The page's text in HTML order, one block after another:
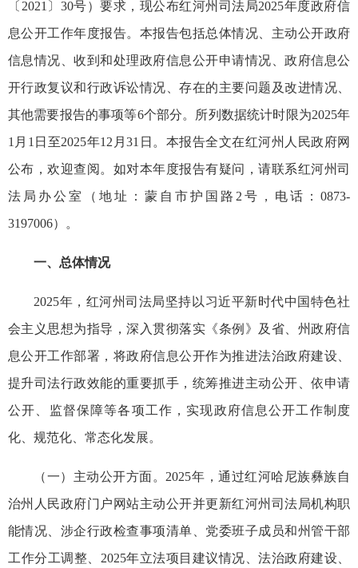
〔2021〕30号）要求，现公布红河州司法局2025年度政府信
息公开工作年度报告。本报告包括总体情况、主动公开政府
信息情况、收到和处理政府信息公开申请情况、政府信息公
开行政复议和行政诉讼情况、存在的主要问题及改进情况、
其他需要报告的事项等6个部分。所列数据统计时限为2025年
1月1日至2025年12月31日。本报告全文在红河州人民政府网
公布，欢迎查阅。如对本年度报告有疑问，请联系红河州司
法局办公室（地址：蒙自市护国路2号，电话：0873-
3197006）。
一、总体情况
2025年，红河州司法局坚持以习近平新时代中国特色社
会主义思想为指导，深入贯彻落实《条例》及省、州政府信
息公开工作部署，将政府信息公开作为推进法治政府建设、
提升司法行政效能的重要抓手，统筹推进主动公开、依申请
公开、监督保障等各项工作，实现政府信息公开工作制度
化、规范化、常态化发展。
（一）主动公开方面。2025年，通过红河哈尼族彝族自
治州人民政府门户网站主动公开并更新红河州司法局机构职
能情况、涉企行政检查事项清单、党委班子成员和州管干部
工作分工调整、2025年立法项目建议情况、法治政府建设、